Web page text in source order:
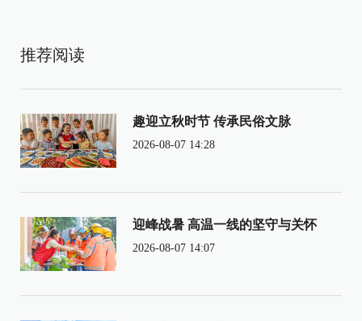
推荐阅读
趣迎立秋时节 传承民俗文脉
2026-08-07 14:28
迎峰战暑 高温一线的坚守与关怀
2026-08-07 14:07